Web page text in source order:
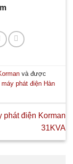
và được
máy phát điện Hàn
phát điện Korman
31KVA